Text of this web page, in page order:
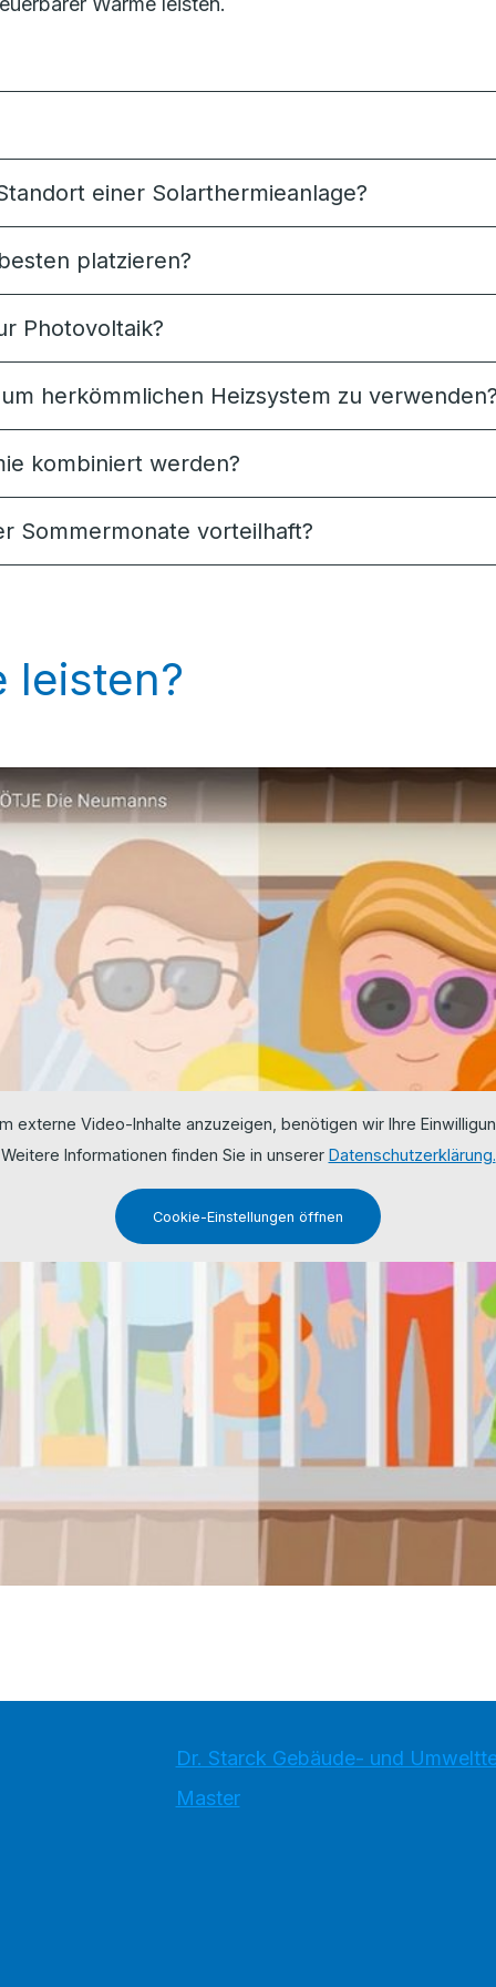
einer Solarthermieanlage?
platzieren?
Photovoltaik?
herkömmlichen Heizsystem zu
kombiniert werden?
Sommermonate vorteilhaft?
leisten?
externe Video-Inhalte anzuzeigen, benötigen wir Ihre
Weitere Informationen finden Sie in unserer Datenschutzerklärung.
Cookie-Einstellungen öffnen
Dr. Starck Gebäude- und
Master